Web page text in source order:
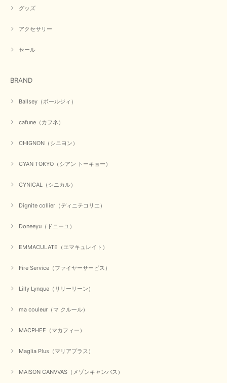
グッズ
アクセサリー
セール
BRAND
Ballsey（ボールジィ）
cafune（カフネ）
CHIGNON（シニヨン）
CYAN TOKYO（シアン トーキョー）
CYNICAL（シニカル）
Dignite collier（ディニテコリエ）
Doneeyu（ドニーユ）
EMMACULATE（エマキュレイト）
Fire Service（ファイヤーサービス）
Lilly Lynque（リリーリーン）
ma couleur（マ クルール）
MACPHEE（マカフィー）
Maglia Plus（マリアプラス）
MAISON CANVVAS（メゾンキャンバス）